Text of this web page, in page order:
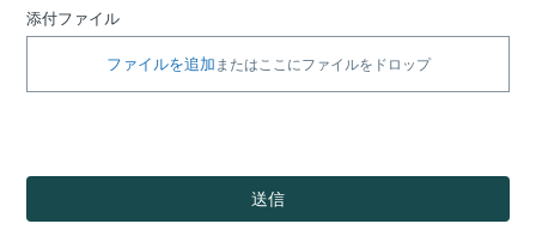
添付ファイル
ファイルを追加 またはここにファイルをドロップ